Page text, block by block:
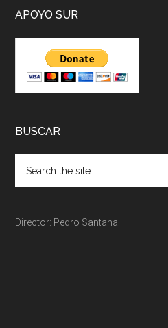
APOYO SUR
BUSCAR
Director: Pedro Santana